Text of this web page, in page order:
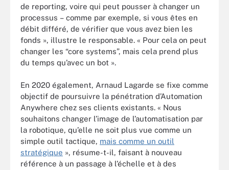
de reporting, voire qui peut pousser à changer un
processus – comme par exemple, si vous êtes en
débit différé, de vérifier que vous avez bien les
fonds », illustre le responsable. « Pour cela on peut
changer les “core systems”, mais cela prend plus
du temps qu’avec un bot ».
En 2020 également, Arnaud Lagarde se fixe comme
objectif de poursuivre la pénétration d’Automation
Anywhere chez ses clients existants. « Nous
souhaitons changer l’image de l’automatisation par
la robotique, qu’elle ne soit plus vue comme un
simple outil tactique, mais comme un outil
stratégique », résume-t-il, faisant à nouveau
référence à un passage à l’échelle et à des